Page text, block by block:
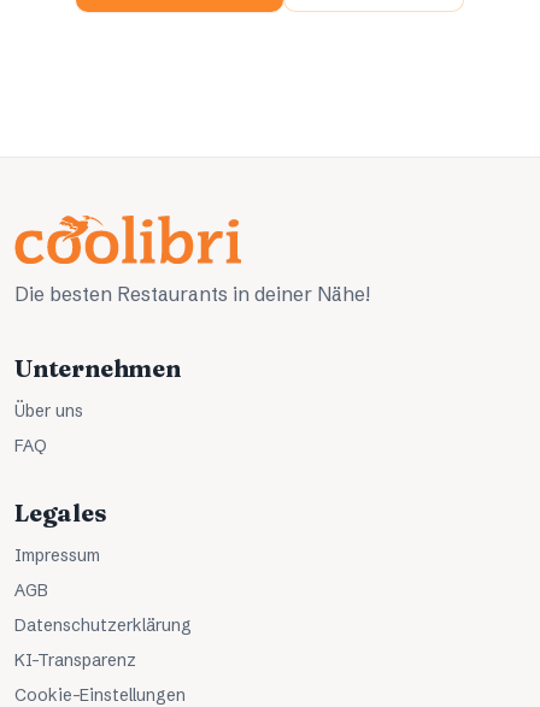
Die besten Restaurants in deiner Nähe!
Unternehmen
Über uns
FAQ
Legales
Impressum
AGB
Datenschutzerklärung
KI-Transparenz
Cookie-Einstellungen